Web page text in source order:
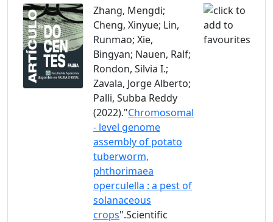
Zhang, Mengdi;
Cheng, Xinyue; Lin,
Runmao; Xie,
Bingyan; Nauen, Ralf;
Rondon, Silvia I.;
Zavala, Jorge Alberto;
Palli, Subba Reddy
(2022)."Chromosomal
- level genome
assembly of potato
tuberworm,
phthorimaea
operculella : a pest of
solanaceous
crops".Scientific